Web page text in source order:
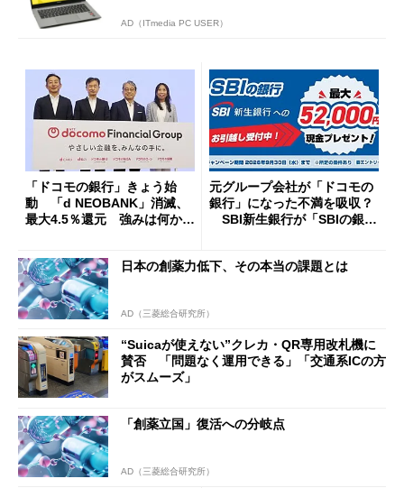
AD（ITmedia PC USER）
「ドコモの銀行」きょう始
動 「d NEOBANK」消滅、
最大4.5％還元 強みは何か解
元グループ会社が「ドコモの
銀行」になった不満を吸収？
SBI新生銀行が「SBIの銀
開催
日本の創薬力低下、その本当の課題とは
AD（三菱総合研究所）
“Suicaが使えない”クレカ・QR専用改札機に
賛否 「問題なく運用できる」「交通系ICの方
がスムーズ」
「創薬立国」復活への分岐点
AD（三菱総合研究所）